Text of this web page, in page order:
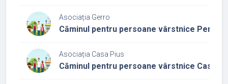
Asociația Gerro
Căminul pentru persoane vârstnice
Asociația Casa Pius
Căminul pentru persoane vârstnice Casa